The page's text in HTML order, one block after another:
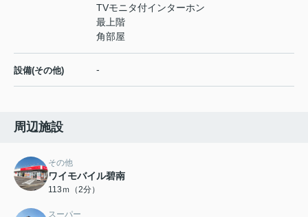
TVモニタ付インターホン
最上階
角部屋
設備(その他) -
周辺施設
その他
ワイモバイル碧南
113ｍ（2分）
スーパー